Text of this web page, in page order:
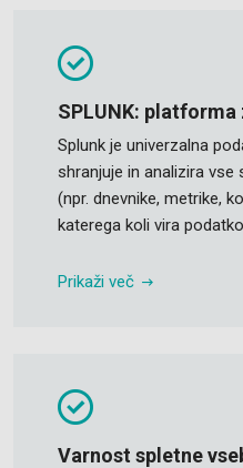
SPLUNK:
Splunk je univerzalna
shranjuje in analizira
(npr. dnevnike, metrike,
katerega koli vira
Prikaži več
Varnost spletne